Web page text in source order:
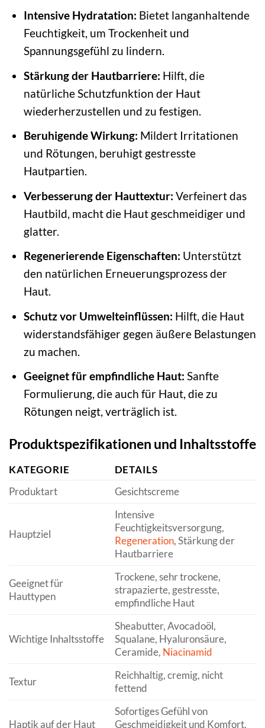
Intensive Hydratation: Bietet langanhaltende
Feuchtigkeit, um Trockenheit und
Spannungsgefühl zu lindern.
Stärkung der Hautbarriere: Hilft, die
natürliche Schutzfunktion der Haut
wiederherzustellen und zu festigen.
Beruhigende Wirkung: Mildert Irritationen
und Rötungen, beruhigt gestresste
Hautpartien.
Verbesserung der Hauttextur: Verfeinert das
Hautbild, macht die Haut geschmeidiger und
glatter.
Regenerierende Eigenschaften: Unterstützt
den natürlichen Erneuerungsprozess der
Haut.
Schutz vor Umwelteinflüssen: Hilft, die Haut
widerstandsfähiger gegen äußere Belastungen
zu machen.
Geeignet für empfindliche Haut: Sanfte
Formulierung, die auch für Haut, die zu
Rötungen neigt, verträglich ist.
Produktspezifikationen und Inhaltsstoffe
KATEGORIE
DETAILS
Produktart
Gesichtscreme
Hauptziel
Intensive
Feuchtigkeitsversorgung,
Regeneration, Stärkung der
Hautbarriere
Geeignet für
Hauttypen
Trockene, sehr trockene,
strapazierte, gestresste,
empfindliche Haut
Wichtige Inhaltsstoffe
Sheabutter, Avocadoöl,
Squalane, Hyaluronsäure,
Ceramide, Niacinamid
Textur
Reichhaltig, cremig, nicht
fettend
Haptik auf der Haut
Sofortiges Gefühl von
Geschmeidigkeit und Komfort,